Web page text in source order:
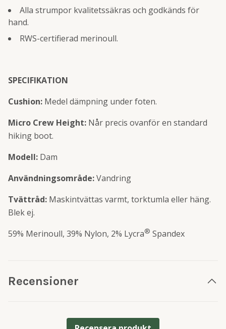
Alla strumpor kvalitetssäkras och godkänds för
hand.
RWS-certifierad merinoull.
SPECIFIKATION
Cushion: Medel dämpning under foten.
Micro Crew Height: Når precis ovanför en standard
hiking boot.
Modell: Dam
Användningsområde:Vandring
Tvättråd: Maskintvättas varmt, torktumla eller häng.
Blek ej.
59% Merinoull, 39% Nylon, 2% Lycra® Spandex
Recensioner